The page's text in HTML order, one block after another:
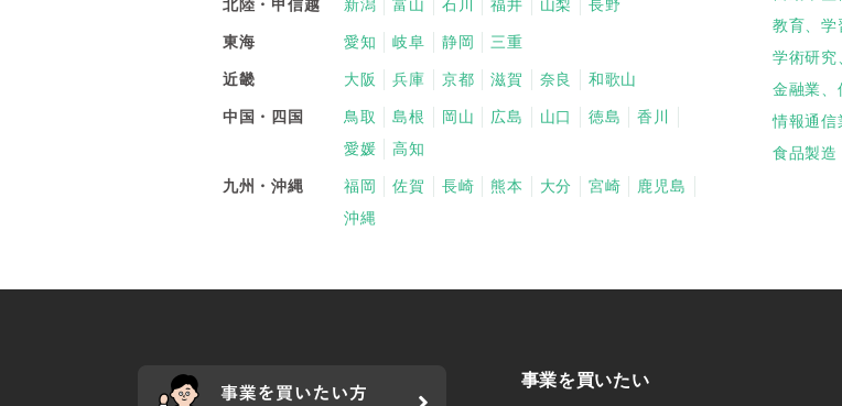
北陸・甲信越 新潟 富山 石川 福井 山梨 長野
東海 愛知 岐阜 静岡 三重
近畿 大阪 兵庫 京都 滋賀 奈良 和歌山
中国・四国 鳥取 島根 岡山 広島 山口 徳島
香川
愛媛
高知
九州・沖縄 福岡 佐賀 長崎 熊本 大分 宮崎
鹿児島
沖縄
教育、学
学術研究
金融業、
情報通信
食品製造
事業を買いたい